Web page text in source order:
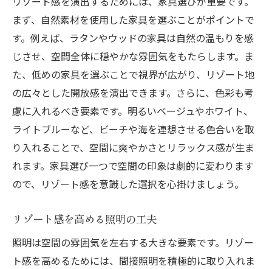
まず、自然素材を使用した家具を選ぶことがポイントで
す。例えば、ラタンやウッドの家具は自然の温もりを感
じさせ、空間全体に穏やかな雰囲気をもたらします。ま
た、低めの家具を選ぶことで視界が広がり、リゾート地
の広々とした開放感を演出できます。さらに、色彩も考
慮に入れるべき要素です。明るいベージュやホワイト、
ライトブルーなど、ビーチや海を連想させる色合いを取
り入れることで、空間に爽やかさとリラックス感が生ま
れます。家具選び一つで空間の印象は劇的に変わります
ので、リゾート感を意識した選択を心掛けましょう。
リゾート感を高める照明の工夫
照明は空間の雰囲気を左右する大きな要素です。リゾー
ト感を高めるためには、間接照明を積極的に取り入れま